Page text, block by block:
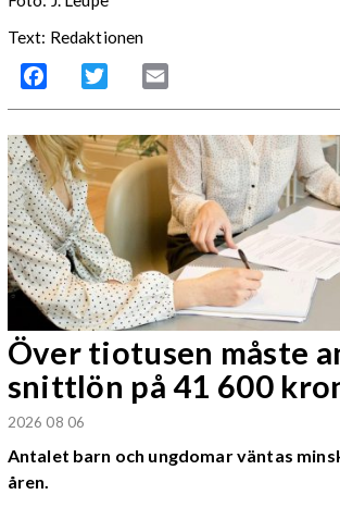
Text: Redaktionen
Facebook Twitter
Över tiotusen måste
snittlön på 41 600
2026 08 06
Antalet barn och ungdomar väntas
åren.